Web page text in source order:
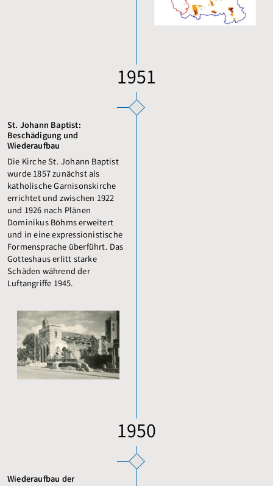
1951
St. Johann Baptist:
Beschädigung und
Wiederaufbau
Die Kirche St. Johann Baptist
wurde 1857 zunächst als
katholische Garnisonskirche
errichtet und zwischen 1922
und 1926 nach Plänen
Dominikus Böhms erweitert
und in eine expressionistische
Formensprache überführt. Das
Gotteshaus erlitt starke
Schäden während der
Luftangriffe 1945.
1950
Wiederaufbau der